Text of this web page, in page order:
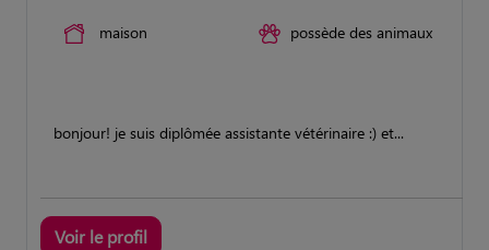
maison possède des animaux
bonjour! je suis diplômée assistante vétérinaire :) et...
Voir le profil